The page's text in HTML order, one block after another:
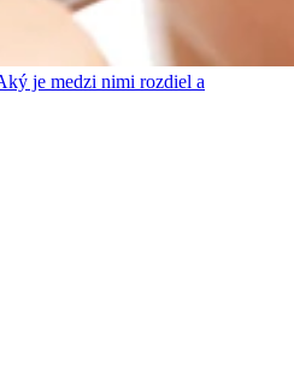
je medzi nimi rozdiel a